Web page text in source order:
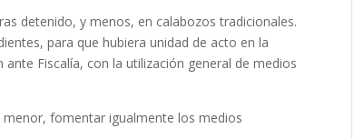
detenido, y menos, en calabozos tradicionales.
para que hubiera unidad de acto en la
Fiscalía, con la utilización general de medios
menor, fomentar igualmente los medios